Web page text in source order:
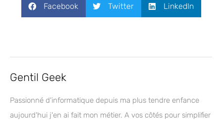
Facebook Twitter LinkedIn
Gentil Geek
Passionné d'informatique depuis ma plus tendre enfance
aujourd'hui j'en ai fait mon métier. A vos côtés pour simplifier